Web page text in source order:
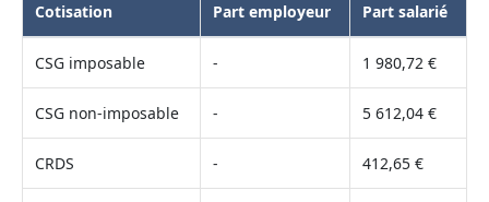
Cotisation Part employeur Part salarié
CSG imposable - 1 980,72 €
CSG non-imposable - 5 612,04 €
CRDS - 412,65 €